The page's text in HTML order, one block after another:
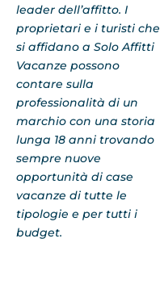
leader dell’affitto. I
proprietari e i turisti che
si affidano a Solo Affitti
Vacanze possono
contare sulla
professionalità di un
marchio con una storia
lunga 18 anni trovando
sempre nuove
opportunità di case
vacanze di tutte le
tipologie e per tutti i
budget.